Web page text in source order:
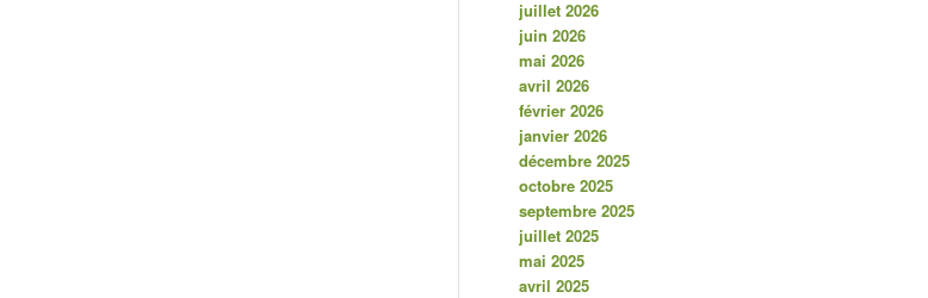
juillet 2026
juin 2026
mai 2026
avril 2026
février 2026
janvier 2026
décembre 2025
octobre 2025
septembre 2025
juillet 2025
mai 2025
avril 2025